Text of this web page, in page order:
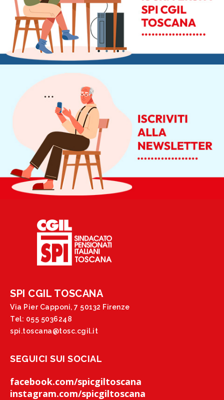
SPI CGIL TOSCANA
Via Pier Capponi, 7 50132 Firenze
Tel: 055 5036248
spi.toscana@tosc.cgil.it
SEGUICI SUI SOCIAL
facebook.com/spicgiltoscana
instagram.com/spicgiltoscana